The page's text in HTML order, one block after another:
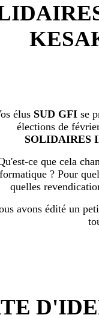
élus SUD GFI se
élections de
SOLIDAIRES
ce que cela
? Pour
quelles
avons édité un